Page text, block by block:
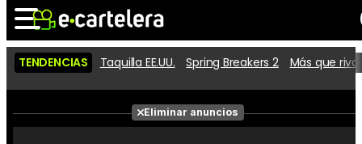
Noticias Cartelera
Películas
TENDENCIAS Taquilla EE.UU. Spring Breakers 2 Más que
Eliminar anuncios